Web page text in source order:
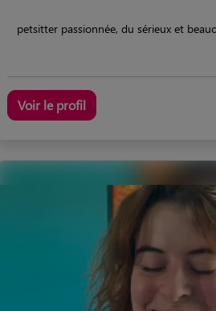
petsitter passionnée, du sérieux et
Voir le profil